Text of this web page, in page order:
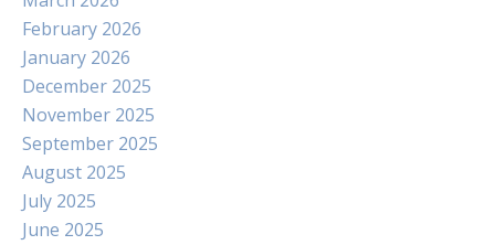
February 2026
January 2026
December 2025
November 2025
September 2025
August 2025
July 2025
June 2025